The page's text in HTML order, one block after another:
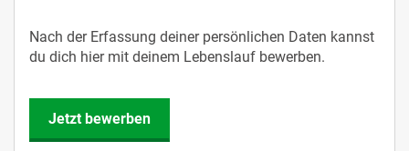
Nach der Erfassung deiner persönlichen Daten kannst
du dich hier mit deinem Lebenslauf bewerben.
Jetzt bewerben